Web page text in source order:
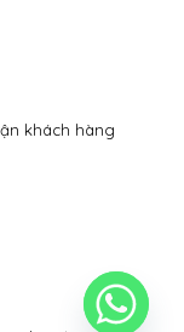
khách hàng